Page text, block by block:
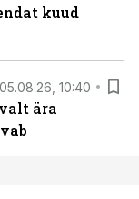
kuud
05.08.26, 10:40
ära